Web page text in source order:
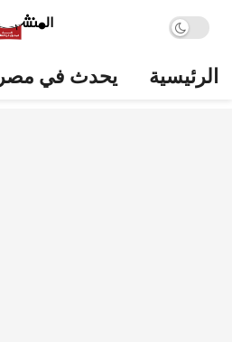
الرئيسية يحدث في مصر